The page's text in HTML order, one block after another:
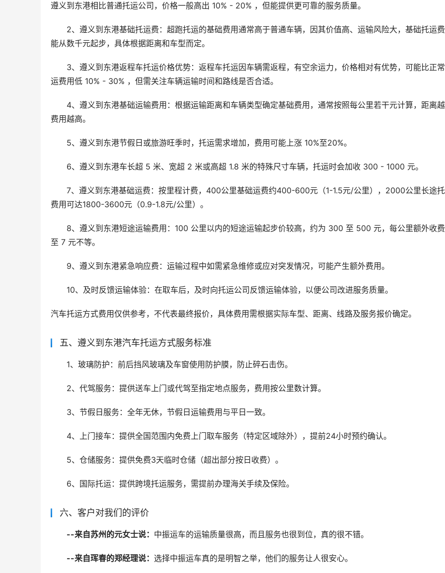
遵义到东港相比普通托运公司，价格一般高出 10% - 20% ，但能提供更可靠的服务质量。
2、遵义到东港基础托运费：超跑托运的基础费用通常高于普通车辆，因其价值高、运输风险大，基础托运
能从数千元起步，具体根据距离和车型而定。
3、遵义到东港返程车托运价格优势：返程车托运因车辆需返程，有空余运力，价格相对有优势，可能比正
运费用低 10% - 30% ，但需关注车辆运输时间和路线是否合适。
4、遵义到东港基础运输费用：根据运输距离和车辆类型确定基础费用，通常按照每公里若干元计算，距离
费用越高。
5、遵义到东港节假日或旅游旺季时，托运需求增加，费用可能上涨 10%至20%。
6、遵义到东港车长超 5 米、宽超 2 米或高超 1.8 米的特殊尺寸车辆，托运时会加收 300 - 1000 元。
7、遵义到东港基础运费：按里程计费，400公里基础运费约400-600元（1-1.5元/公里），2000公里长途
费用可达1800-3600元（0.9-1.8元/公里）。
8、遵义到东港短途运输费用：100 公里以内的短途运输起步价较高，约为 300 至 500 元，每公里额外收
至 7 元不等。
9、遵义到东港紧急响应费：运输过程中如需紧急维修或应对突发情况，可能产生额外费用。
10、及时反馈运输体验：在取车后，及时向托运公司反馈运输体验，以便公司改进服务质量。
汽车托运方式费用仅供参考，不代表最终报价，具体费用需根据实际车型、距离、线路及服务报价确定。
五、遵义到东港汽车托运方式服务标准
1、玻璃防护：前后挡风玻璃及车窗使用防护膜，防止碎石击伤。
2、代驾服务：提供送车上门或代驾至指定地点服务，费用按公里数计算。
3、节假日服务：全年无休，节假日运输费用与平日一致。
4、上门接车：提供全国范围内免费上门取车服务（特定区域除外），提前24小时预约确认。
5、仓储服务：提供免费3天临时仓储（超出部分按日收费）。
6、国际托运：提供跨境托运服务，需提前办理海关手续及保险。
六、客户对我们的评价
--来自苏州的元女士说： 中振运车的运输质量很高，而且服务也很到位，真的很不错。
--来自珲春的郑经理说： 选择中振运车真的是明智之举，他们的服务让人很安心。